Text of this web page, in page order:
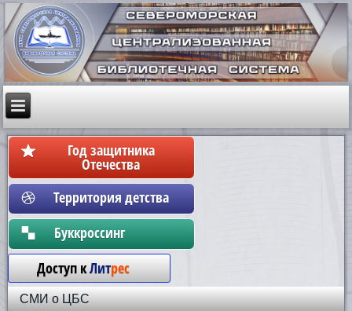
Год защитника
Отечества
Территория детства
Бyккpoccинг
Доступ кЛитрес
СМИ о ЦБС